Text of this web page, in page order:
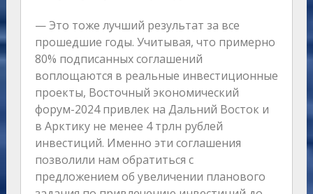
— Это тоже лучший результат за все
прошедшие годы. Учитывая, что примерно
80% подписанных соглашений
воплощаются в реальные инвестиционные
проекты, Восточный экономический
форум-2024 привлек на Дальний Восток и
в Арктику не менее 4 трлн рублей
инвестиций. Именно эти соглашения
позволили нам обратиться с
предложением об увеличении планового